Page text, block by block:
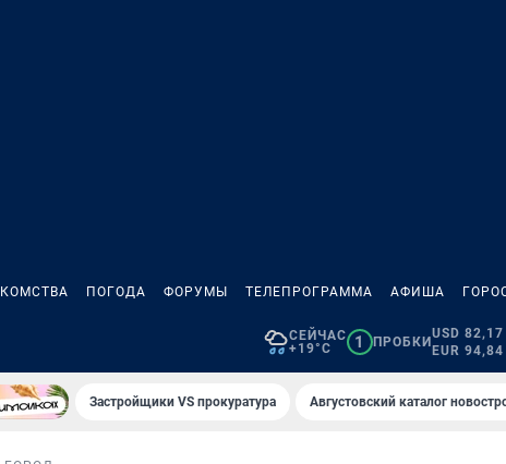
ПОГОДА ФОРУМЫ ТЕЛЕПРОГРАММА АФИША
СЕЙЧАС
+19°C
1 ПРОБКИ
USD 82,17
EUR 94,84
Застройщики VS прокуратура Августовский каталог